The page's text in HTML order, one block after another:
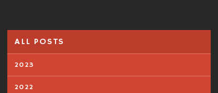
ALL POSTS
2023
2022